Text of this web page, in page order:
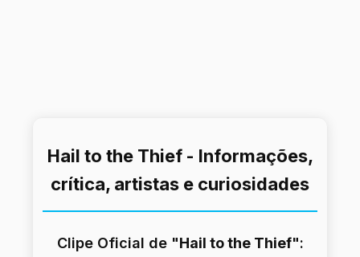
Hail to the Thief - Informações,
crítica, artistas e curiosidades
Clipe Oficial de "Hail to the Thief":